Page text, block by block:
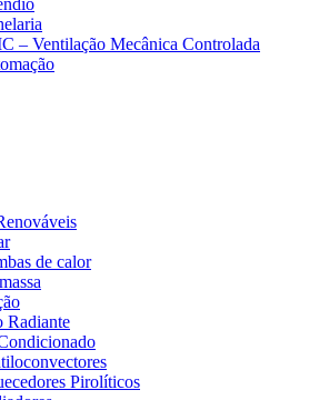
– Ventilação Mecânica Controlada
de calor
Radiante
Pirolíticos